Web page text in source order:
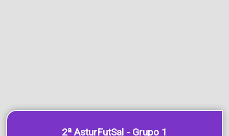
2ª AsturFutSal - Grupo 1